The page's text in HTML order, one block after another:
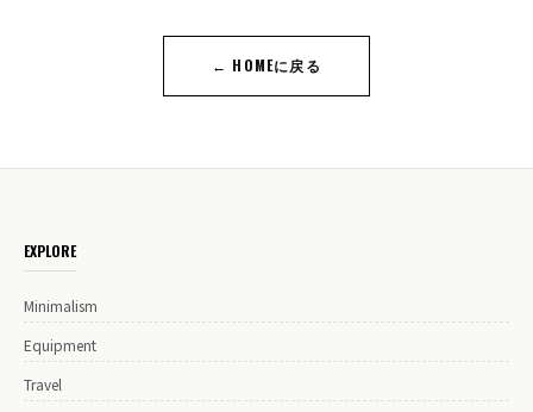
← HOMEに戻る
EXPLORE
Minimalism
Equipment
Travel